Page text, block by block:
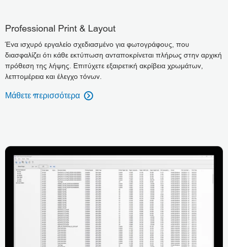
Professional Print & Layout
Ένα ισχυρό εργαλείο σχεδιασμένο για φωτογράφους, που
διασφαλίζει ότι κάθε εκτύπωση ανταποκρίνεται πλήρως στην αρχική
πρόθεση της λήψης. Επιτύχετε εξαιρετική ακρίβεια χρωμάτων,
λεπτομέρεια και έλεγχο τόνων.
Μάθετε περισσότερα
